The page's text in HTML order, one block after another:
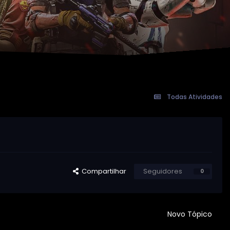
Todas Atividades
Compartilhar Seguidores 0
Novo Tópico